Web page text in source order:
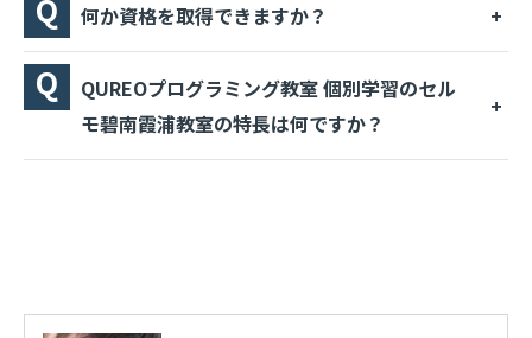
何か資格を取得できますか？
QUREOプログラミング教室 個別学習のセル
モ碧南霞浦教室の特長は何ですか？